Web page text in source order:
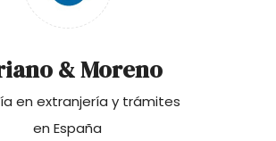
& Moreno
en extranjería y trámites
en España